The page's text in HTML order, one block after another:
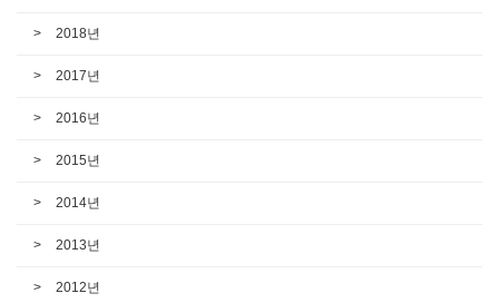
2018년
2017년
2016년
2015년
2014년
2013년
2012년